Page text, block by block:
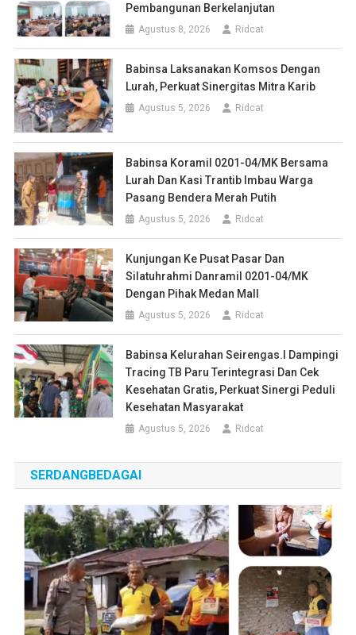
Pembangunan Berkelanjutan
Agustus 8, 2026 Ridcat
Babinsa Laksanakan Komsos Dengan
Lurah, Perkuat Sinergitas Mitra Karib
Agustus 5, 2026 Ridcat
Babinsa Koramil 0201-04/MK Bersama
Lurah Dan Kasi Trantib Imbau Warga
Pasang Bendera Merah Putih
Agustus 5, 2026 Ridcat
Kunjungan Ke Pusat Pasar Dan
Silatuhrahmi Danramil 0201-04/MK
Dengan Pihak Medan Mall
Agustus 5, 2026 Ridcat
Babinsa Kelurahan Seirengas.I Dampingi
Tracing TB Paru Terintegrasi Dan Cek
Kesehatan Gratis, Perkuat Sinergi Peduli
Kesehatan Masyarakat
Agustus 5, 2026 Ridcat
SERDANGBEDAGAI